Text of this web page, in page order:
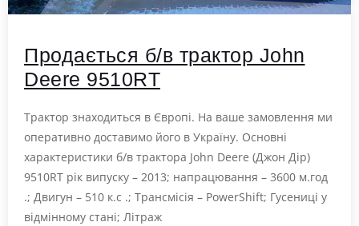
Продається б/в трактор John
Deere 9510RT
Трактор знаходиться в Європі. На ваше замовлення ми
оперативно доставимо його в Україну. Основні
характеристики б/в трактора John Deere (Джон Дір)
9510RT рік випуску – 2013; напрацювання – 3600 м.год
.; Двигун – 510 к.с .; Трансмісія – PowerShift; Гусениці у
відмінному стані; Літраж